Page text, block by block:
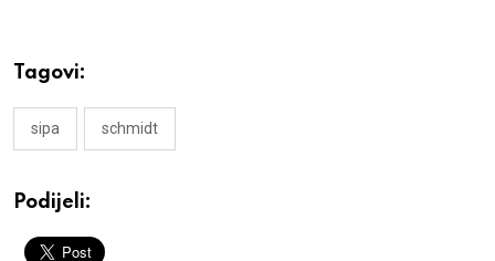
Tagovi:
sipa schmidt
Podijeli: